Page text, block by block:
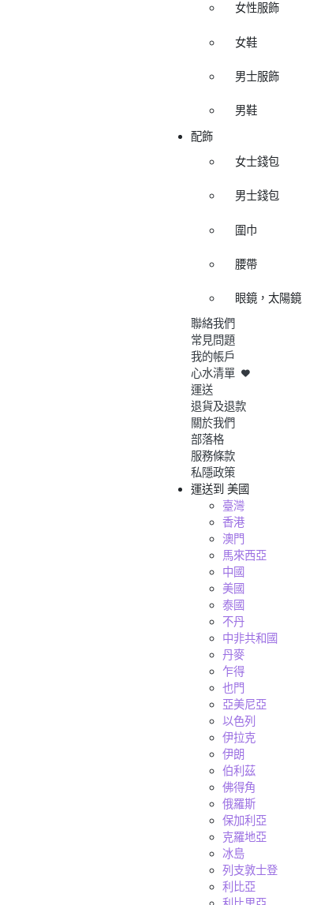
女性服飾
女鞋
男士服飾
男鞋
配飾
女士錢包
男士錢包
圍巾
腰帶
眼鏡，太陽鏡
聯絡我們
常見問題
我的帳戶
心水清單
運送
退貨及退款
關於我們
部落格
服務條款
私隱政策
運送到 美國
臺灣
香港
澳門
馬來西亞
中國
美國
泰國
不丹
中非共和國
丹麥
乍得
也門
亞美尼亞
以色列
伊拉克
伊朗
伯利茲
佛得角
俄羅斯
保加利亞
克羅地亞
冰島
列支敦士登
利比亞